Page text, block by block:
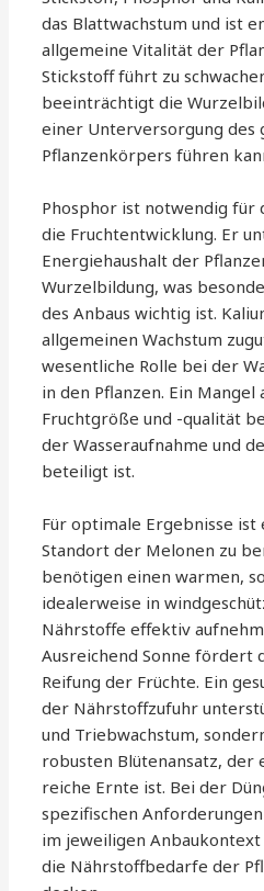
das Blattwachstum und ist
allgemeine Vitalität der
Stickstoff führt zu
beeinträchtigt die
einer Unterversorgung des
Pflanzenkörpers führen
Phosphor ist notwendig für
die Fruchtentwicklung. Er
Energiehaushalt der
Wurzelbildung, was
des Anbaus wichtig ist.
allgemeinen Wachstum
wesentliche Rolle bei der
in den Pflanzen. Ein Mangel
Fruchtgröße und -qualität
der Wasseraufnahme und
beteiligt ist.
Für optimale Ergebnisse ist
Standort der Melonen zu
benötigen einen warmen,
idealerweise in
Nährstoffe effektiv
Ausreichend Sonne fördert
Reifung der Früchte. Ein
der Nährstoffzufuhr
und Triebwachstum,
robusten Blütenansatz, der
reiche Ernte ist. Bei der
spezifischen
im jeweiligen
die Nährstoffbedarfe der